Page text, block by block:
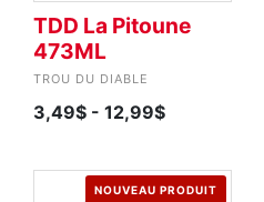
TDD La Pitoune
473ML
TROU DU DIABLE
3,49$ - 12,99$
NOUVEAU PRODUIT